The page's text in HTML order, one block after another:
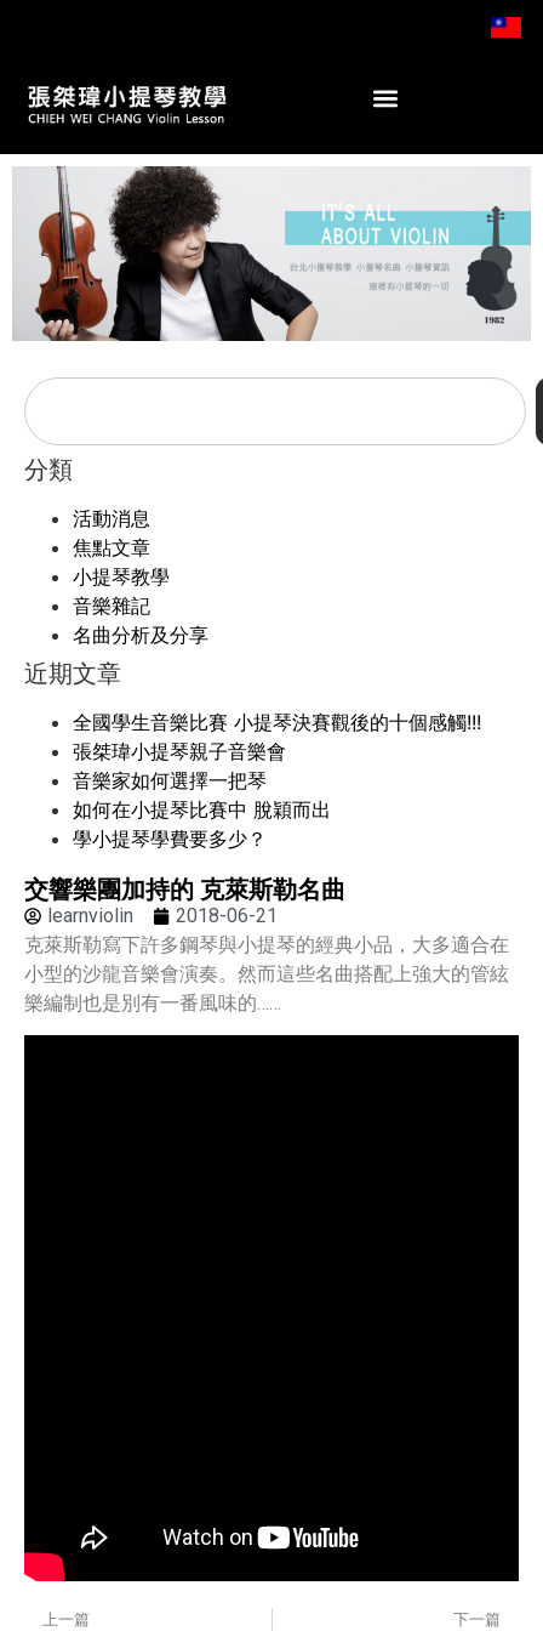
分類
活動消息
焦點文章
小提琴教學
音樂雜記
名曲分析及分享
近期文章
全國學生音樂比賽 小提琴決賽觀後的十個感觸!!!
張桀瑋小提琴親子音樂會
音樂家如何選擇一把琴
如何在小提琴比賽中 脫穎而出
學小提琴學費要多少？
交響樂團加持的 克萊斯勒名曲
learnviolin
2018-06-21
克萊斯勒寫下許多鋼琴與小提琴的經典小品，大多適合在
小型的沙龍音樂會演奏。然而這些名曲搭配上強大的管絃
樂編制也是別有一番風味的……
上一篇 下一篇